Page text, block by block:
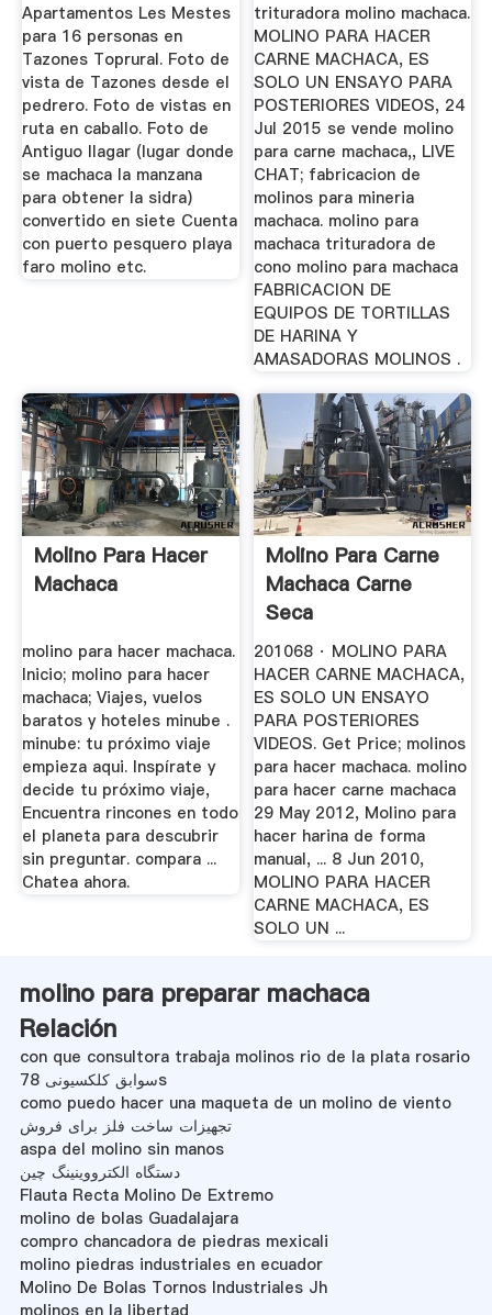
Apartamentos Les Mestes
para 16 personas en
Tazones Toprural. Foto de
vista de Tazones desde el
pedrero. Foto de vistas en
ruta en caballo. Foto de
Antiguo llagar (lugar donde
se machaca la manzana
para obtener la sidra)
convertido en siete Cuenta
con puerto pesquero playa
faro molino etc.
trituradora molino machaca.
MOLINO PARA HACER
CARNE MACHACA, ES
SOLO UN ENSAYO PARA
POSTERIORES VIDEOS, 24
Jul 2015 se vende molino
para carne machaca,, LIVE
CHAT; fabricacion de
molinos para mineria
machaca. molino para
machaca trituradora de
cono molino para machaca
FABRICACION DE
EQUIPOS DE TORTILLAS
DE HARINA Y
AMASADORAS MOLINOS .
Molino Para Hacer
Machaca
molino para hacer machaca.
Inicio; molino para hacer
machaca; Viajes, vuelos
baratos y hoteles minube .
minube: tu próximo viaje
empieza aqui. Inspírate y
decide tu próximo viaje,
Encuentra rincones en todo
el planeta para descubrir
sin preguntar. compara ...
Chatea ahora.
Molino Para Carne
Machaca Carne
Seca
201068 · MOLINO PARA
HACER CARNE MACHACA,
ES SOLO UN ENSAYO
PARA POSTERIORES
VIDEOS. Get Price; molinos
para hacer machaca. molino
para hacer carne machaca
29 May 2012, Molino para
hacer harina de forma
manual, ... 8 Jun 2010,
MOLINO PARA HACER
CARNE MACHACA, ES
SOLO UN ...
molino para preparar machaca
Relación
con que consultora trabaja molinos rio de la plata rosario
سوابق کلکسیونی 78s
como puedo hacer una maqueta de un molino de viento
تجهیزات ساخت فلز برای فروش
aspa del molino sin manos
دستگاه الکترووینینگ چین
Flauta Recta Molino De Extremo
molino de bolas Guadalajara
compro chancadora de piedras mexicali
molino piedras industriales en ecuador
Molino De Bolas Tornos Industriales Jh
molinos en la libertad